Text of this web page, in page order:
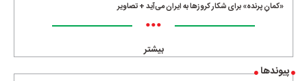
«کمانِ پرنده» برای شکار کروزها به ایران می‌آید + تصاویر
•••
بیشتر
پیوندها